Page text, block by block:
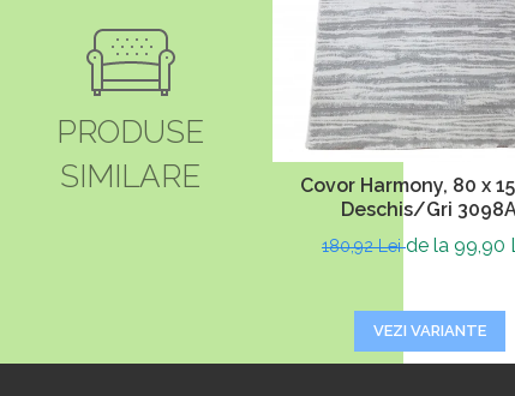
PRODUSE
SIMILARE
Covor Harmony, 80 x
Deschis/Gri
180,92 Leide la 99,90
VEZI VARIANTE